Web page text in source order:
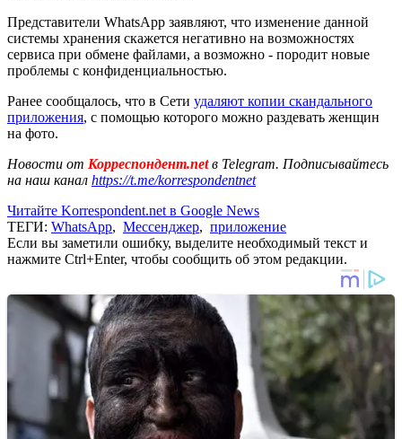
Представители WhatsApp заявляют, что изменение данной
системы хранения скажется негативно на возможностях
сервиса при обмене файлами, а возможно - породит новые
проблемы с конфиденциальностью.
Ранее сообщалось, что в Сети удаляют копии скандального
приложения, с помощью которого можно раздевать женщин
на фото.
Новости от Корреспондент.netв Telegram. Подписывайтесь
на наш канал https://t.me/korrespondentnet
Читайте Korrespondent.net в Google News
ТЕГИ: WhatsApp, Мессенджер, приложение
Если вы заметили ошибку, выделите необходимый текст и
нажмите Ctrl+Enter, чтобы сообщить об этом редакции.